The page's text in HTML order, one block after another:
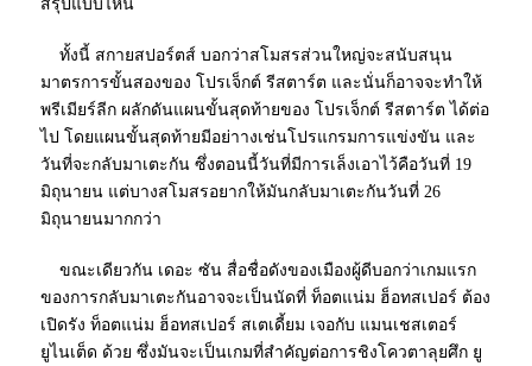
สรุปแบบไหน
ทั้งนี้ สกายสปอร์ตส์ บอกว่าสโมสรส่วนใหญ่จะสนับสนุน
มาตรการขั้นสองของ โปรเจ็กต์ รีสตาร์ต และนั่นก็อาจจะทำให้
พรีเมียร์ลีก ผลักดันแผนขั้นสุดท้ายของ โปรเจ็กต์ รีสตาร์ต ได้ต่อ
ไป โดยแผนขั้นสุดท้ายมีอย่าางเช่นโปรแกรมการแข่งขัน และ
วันที่จะกลับมาเตะกัน ซึ่งตอนนี้วันที่มีการเล็งเอาไว้คือวันที่ 19
มิถุนายน แต่บางสโมสรอยากให้มันกลับมาเตะกันวันที่ 26
มิถุนายนมากกว่า
ขณะเดียวกัน เดอะ ซัน สื่อชื่อดังของเมืองผู้ดีบอกว่าเกมแรก
ของการกลับมาเตะกันอาจจะเป็นนัดที่ ท็อตแน่ม ฮ็อทสเปอร์ ต้อง
เปิดรัง ท็อตแน่ม ฮ็อทสเปอร์ สเตเดี้ยม เจอกับ แมนเชสเตอร์
ยูไนเต็ด ด้วย ซึ่งมันจะเป็นเกมที่สำคัญต่อการชิงโควตาลุยศึก ยู